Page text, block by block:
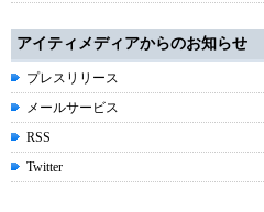
アイティメディアからのお知らせ
プレスリリース
メールサービス
RSS
Twitter